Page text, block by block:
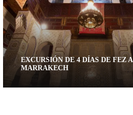
EXCURSIÓN DE 4 DÍAS DE FEZ A
MARRAKECH